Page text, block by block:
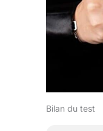
Bilan du test